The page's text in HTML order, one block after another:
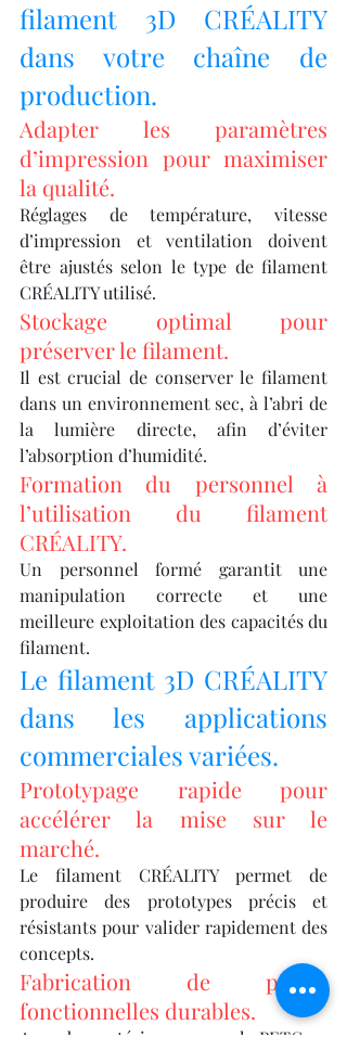
filament 3D CRÉALITY
dans votre chaîne de
production.
Adapter les paramètres
d’impression pour maximiser
la qualité.
Réglages de température, vitesse
d’impression et ventilation doivent
être ajustés selon le type de filament
CRÉALITY utilisé.
Stockage optimal pour
préserver le filament.
Il est crucial de conserver le filament
dans un environnement sec, à l’abri de
la lumière directe, afin d’éviter
l’absorption d’humidité.
Formation du personnel à
l’utilisation du filament
CRÉALITY.
Un personnel formé garantit une
manipulation correcte et une
meilleure exploitation des capacités du
filament.
Le filament 3D CRÉALITY
dans les applications
commerciales variées.
Prototypage rapide pour
accélérer la mise sur le
marché.
Le filament CRÉALITY permet de
produire des prototypes précis et
résistants pour valider rapidement des
concepts.
Fabrication de pièces
fonctionnelles durables.
Avec des matériaux comme le PETG ou